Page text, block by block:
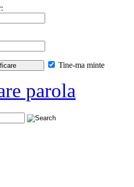
Tine-ma minte
parola